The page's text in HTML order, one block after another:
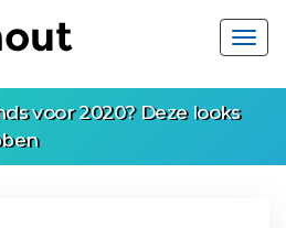
voor 2020? Deze looks